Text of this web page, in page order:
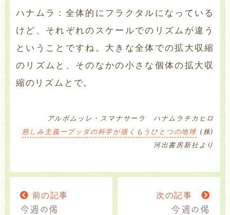
ハナムラ：全体的にフラクタルになっている
けど、それぞれのスケールでのリズムが違う
ということですね。大きな全体での拡大収縮
のリズムと、そのなかの小さな個体の拡大収
縮のリズムとで。
アルボムッレ・スマナサーラ ハナムラチカヒロ
慈しみ主義ーブッダの科学が描くもうひとつの地球(株)
河出書房新社より
前の記事
今週の偈
次の記事
今週の偈